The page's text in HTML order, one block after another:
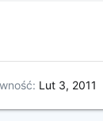
Lut 3, 2011